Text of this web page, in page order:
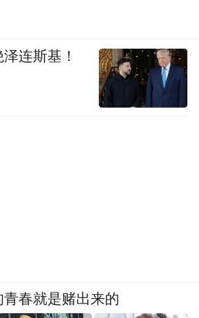
连斯基！
春就是赌出来的